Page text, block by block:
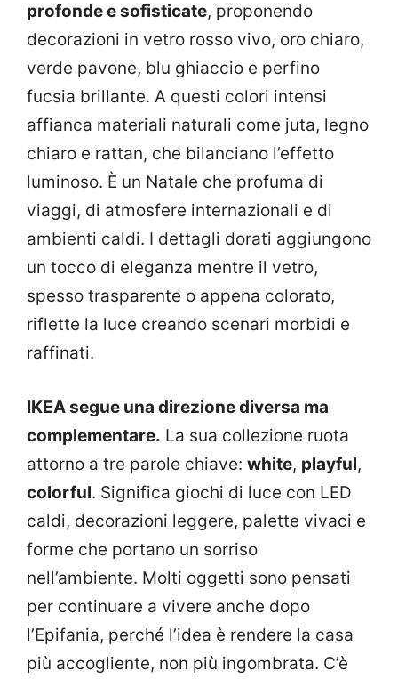
profonde e sofisticate, proponendo
decorazioni in vetro rosso vivo, oro chiaro,
verde pavone, blu ghiaccio e perfino
fucsia brillante. A questi colori intensi
affianca materiali naturali come juta, legno
chiaro e rattan, che bilanciano l’effetto
luminoso. È un Natale che profuma di
viaggi, di atmosfere internazionali e di
ambienti caldi. I dettagli dorati aggiungono
un tocco di eleganza mentre il vetro,
spesso trasparente o appena colorato,
riflette la luce creando scenari morbidi e
raffinati.
IKEA segue una direzione diversa ma
complementare. La sua collezione ruota
attorno a tre parole chiave: white, playful,
colorful. Significa giochi di luce con LED
caldi, decorazioni leggere, palette vivaci e
forme che portano un sorriso
nell’ambiente. Molti oggetti sono pensati
per continuare a vivere anche dopo
l’Epifania, perché l’idea è rendere la casa
più accogliente, non più ingombrata. C’è